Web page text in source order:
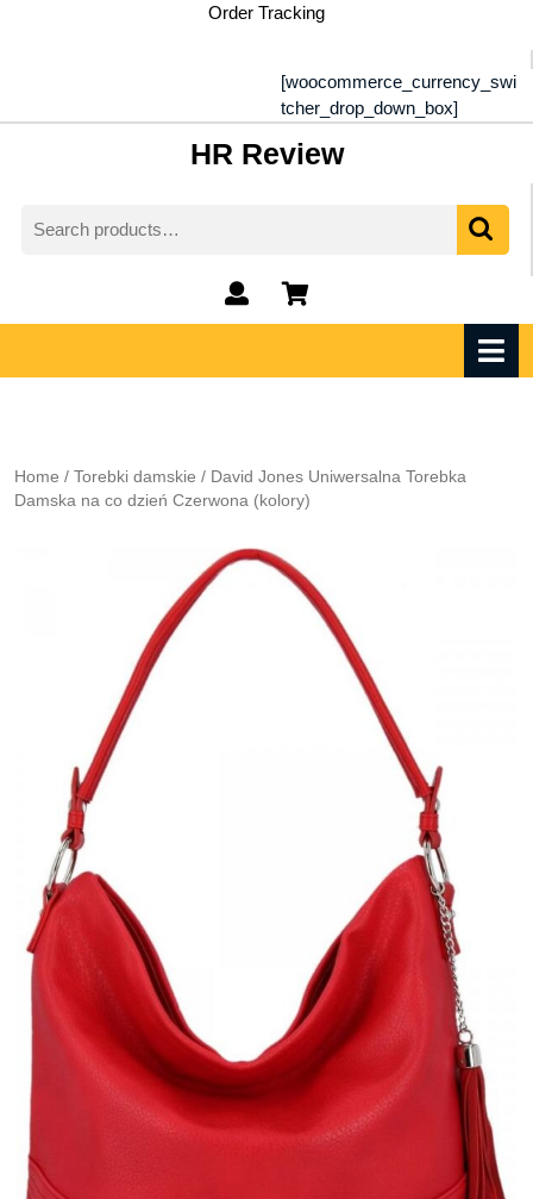
Order Tracking
[woocommerce_currency_swi
tcher_drop_down_box]
HR Review
for:
My
Account
shopping
cart
Home / Torebki damskie / David Jones Uniwersalna Torebka
Damska na co dzień Czerwona (kolory)